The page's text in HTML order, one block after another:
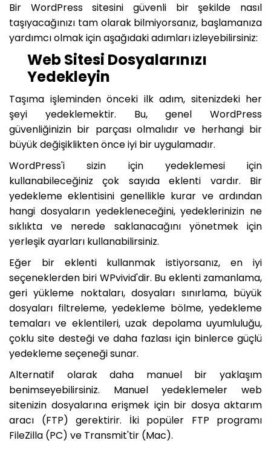
Bir WordPress sitesini güvenli bir şekilde nasıl
taşıyacağınızı tam olarak bilmiyorsanız, başlamanıza
yardımcı olmak için aşağıdaki adımları izleyebilirsiniz:
Web Sitesi Dosyalarınızı
Yedekleyin
Taşıma işleminden önceki ilk adım, sitenizdeki her
şeyi yedeklemektir. Bu, genel WordPress
güvenliğinizin bir parçası olmalıdır ve herhangi bir
büyük değişiklikten önce iyi bir uygulamadır.
WordPress'i sizin için yedeklemesi için
kullanabileceğiniz çok sayıda eklenti vardır. Bir
yedekleme eklentisini genellikle kurar ve ardından
hangi dosyaların yedekleneceğini, yedeklerinizin ne
sıklıkta ve nerede saklanacağını yönetmek için
yerleşik ayarları kullanabilirsiniz.
Eğer bir eklenti kullanmak istiyorsanız, en iyi
seçeneklerden biri WPvivid'dir. Bu eklenti zamanlama,
geri yükleme noktaları, dosyaları sınırlama, büyük
dosyaları filtreleme, yedekleme bölme, yedekleme
temaları ve eklentileri, uzak depolama uyumluluğu,
çoklu site desteği ve daha fazlası için binlerce güçlü
yedekleme seçeneği sunar.
Alternatif olarak daha manuel bir yaklaşım
benimseyebilirsiniz. Manuel yedeklemeler web
sitenizin dosyalarına erişmek için bir dosya aktarım
aracı (FTP) gerektirir. İki popüler FTP programı
FileZilla (PC) ve Transmit'tir (Mac).